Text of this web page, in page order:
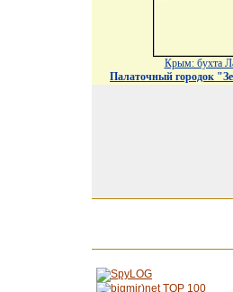
Крым: бухта
Палаточный городок